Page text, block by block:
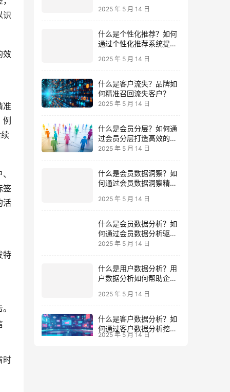
识
效
准
签
活
特
时
通过个性化推荐系统提升
用户体验与转化率？
2025 年 5 月 14 日
何精准召回流失客户？
2025 年 5 月 14 日
过会员分层打造高效的会
员运营体系？
2025 年 5 月 14 日
何通过会员数据洞察精准
把握高价值会员运营？
2025 年 5 月 14 日
何通过会员数据分析驱动
个性化营销策略？
2025 年 5 月 14 日
户数据分析如何帮助企业
精准运营？
2025 年 5 月 14 日
高价值客户并提升业绩？
2025 年 5 月 14 日